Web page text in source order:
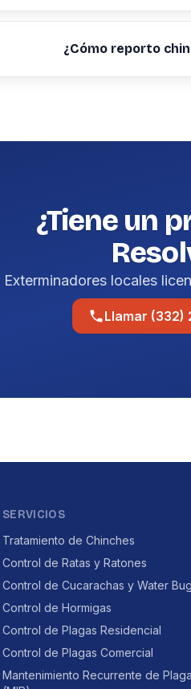
¿Cómo reporto
¿Tiene un
Exterminadores locales
Llamar (332)
SERVICIOS
Tratamiento de Chinches
Control de Ratas y Ratones
Control de Cucarachas y Water
Control de Hormigas
Control de Plagas Residencial
Control de Plagas Comercial
Mantenimiento Recurrente de